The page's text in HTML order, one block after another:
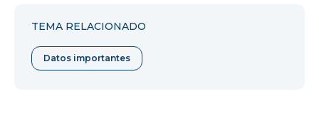
TEMA RELACIONADO
Datos importantes